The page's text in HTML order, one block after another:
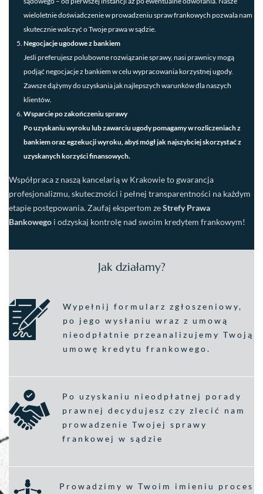
wieloletnie doświadczenie w prowadzeniu spraw frankowych pozwala nam
skutecznie walczyć o Twoje prawa w sądzie.
Negocjacje ugodowe z bankiem
Jeśli preferujesz polubowne rozwiązanie sprawy, nasi prawnicy mogą
podjąć negocjacje z bankiem w celu wypracowania korzystnej ugody.
Zawsze dążymy do uzyskania jak najlepszych warunków dla naszych
klientów.
Wsparcie po zakończeniu sprawy
Po uzyskaniu wyroku lub zawarciu ugody pomagamy w rozliczeniach z
bankiem oraz egzekucji wyroku, abyś mógł jak najszybciej skorzystać z
uzyskanych korzyści finansowych.
Współpraca z naszą kancelarią w Krakowie to gwarancja
profesjonalizmu, skuteczności i pełnej transparentności na każdym
etapie postępowania. Zaufaj ekspertom zeStrefy Prawa
Bankowego i odzyskaj kontrolę nad swoim kredytem frankowym!
Jak działamy?
Wypełnij formularz zgłoszeniowy,
po jego wysłaniu wraz z umową
nieodpłatnie przeanalizujemy Twoją
umowę kredytu frankowego.
Po uzyskaniu nieodpłatnej porady
prawnej decydujesz czy zlecić nam
prowadzenie Twojej sprawy
frankowej w sądzie
Prowadzimy w Twoim imieniu proces